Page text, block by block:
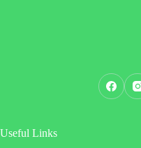
Useful Links